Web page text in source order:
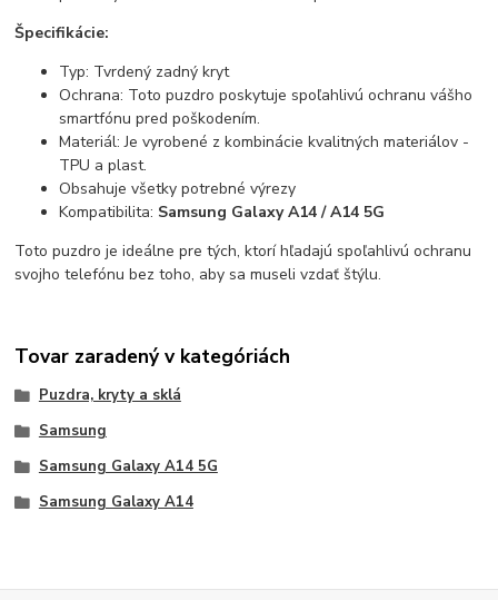
Špecifikácie:
Typ: Tvrdený zadný kryt
Ochrana: Toto puzdro poskytuje spoľahlivú ochranu vášho
smartfónu pred poškodením.
Materiál: Je vyrobené z kombinácie kvalitných materiálov -
TPU a plast.
Obsahuje všetky potrebné výrezy
Kompatibilita: Samsung Galaxy A14 / A14 5G
Toto puzdro je ideálne pre tých, ktorí hľadajú spoľahlivú ochranu
svojho telefónu bez toho, aby sa museli vzdať štýlu.
Tovar zaradený v kategóriách
Puzdra, kryty a sklá
Samsung
Samsung Galaxy A14 5G
Samsung Galaxy A14